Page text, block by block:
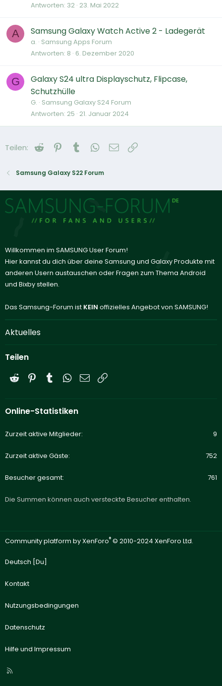
Antworten 32 23. Mai 2022
A Samsung Galaxy Watch Active 2 - Ladegerät
a. Samsung Apps Forum
Antworten 8 6. Dezember 2020
G
Galaxy S24 ultra Displayschutz, Flipcase,
Schutzhülle
G. Samsung Galaxy S24 Forum
Antworten 25 21. Januar 2024
Teilen: Reddit Pinterest
Tumblr WhatsApp
E-Mail
Samsung Galaxy S22 Forum
Willkommen im SAMSUNG User Forum!
Hier kannst du dich über deine Samsung und Galaxy Produkte mit
anderen Usern austauschen oder Fragen zum Thema Android
und Bixby stellen.
Das Samsung-Forum ist KEIN offizielles Angebot von SAMSUNG!
Aktuelles
Teilen
Reddit PinterestTumblrWhatsApp
E-Mail
Online-Statistiken
Zurzeit aktive Mitglieder 9
Zurzeit aktive Gäste 752
Besucher gesamt 761
Die Summen können auch versteckte Besucher enthalten.
Community platform by XenForo® © 2010-2024 XenForo Ltd.
Deutsch [Du]
Kontakt
Nutzungsbedingungen
Datenschutz
Hilfe und Impressum
R